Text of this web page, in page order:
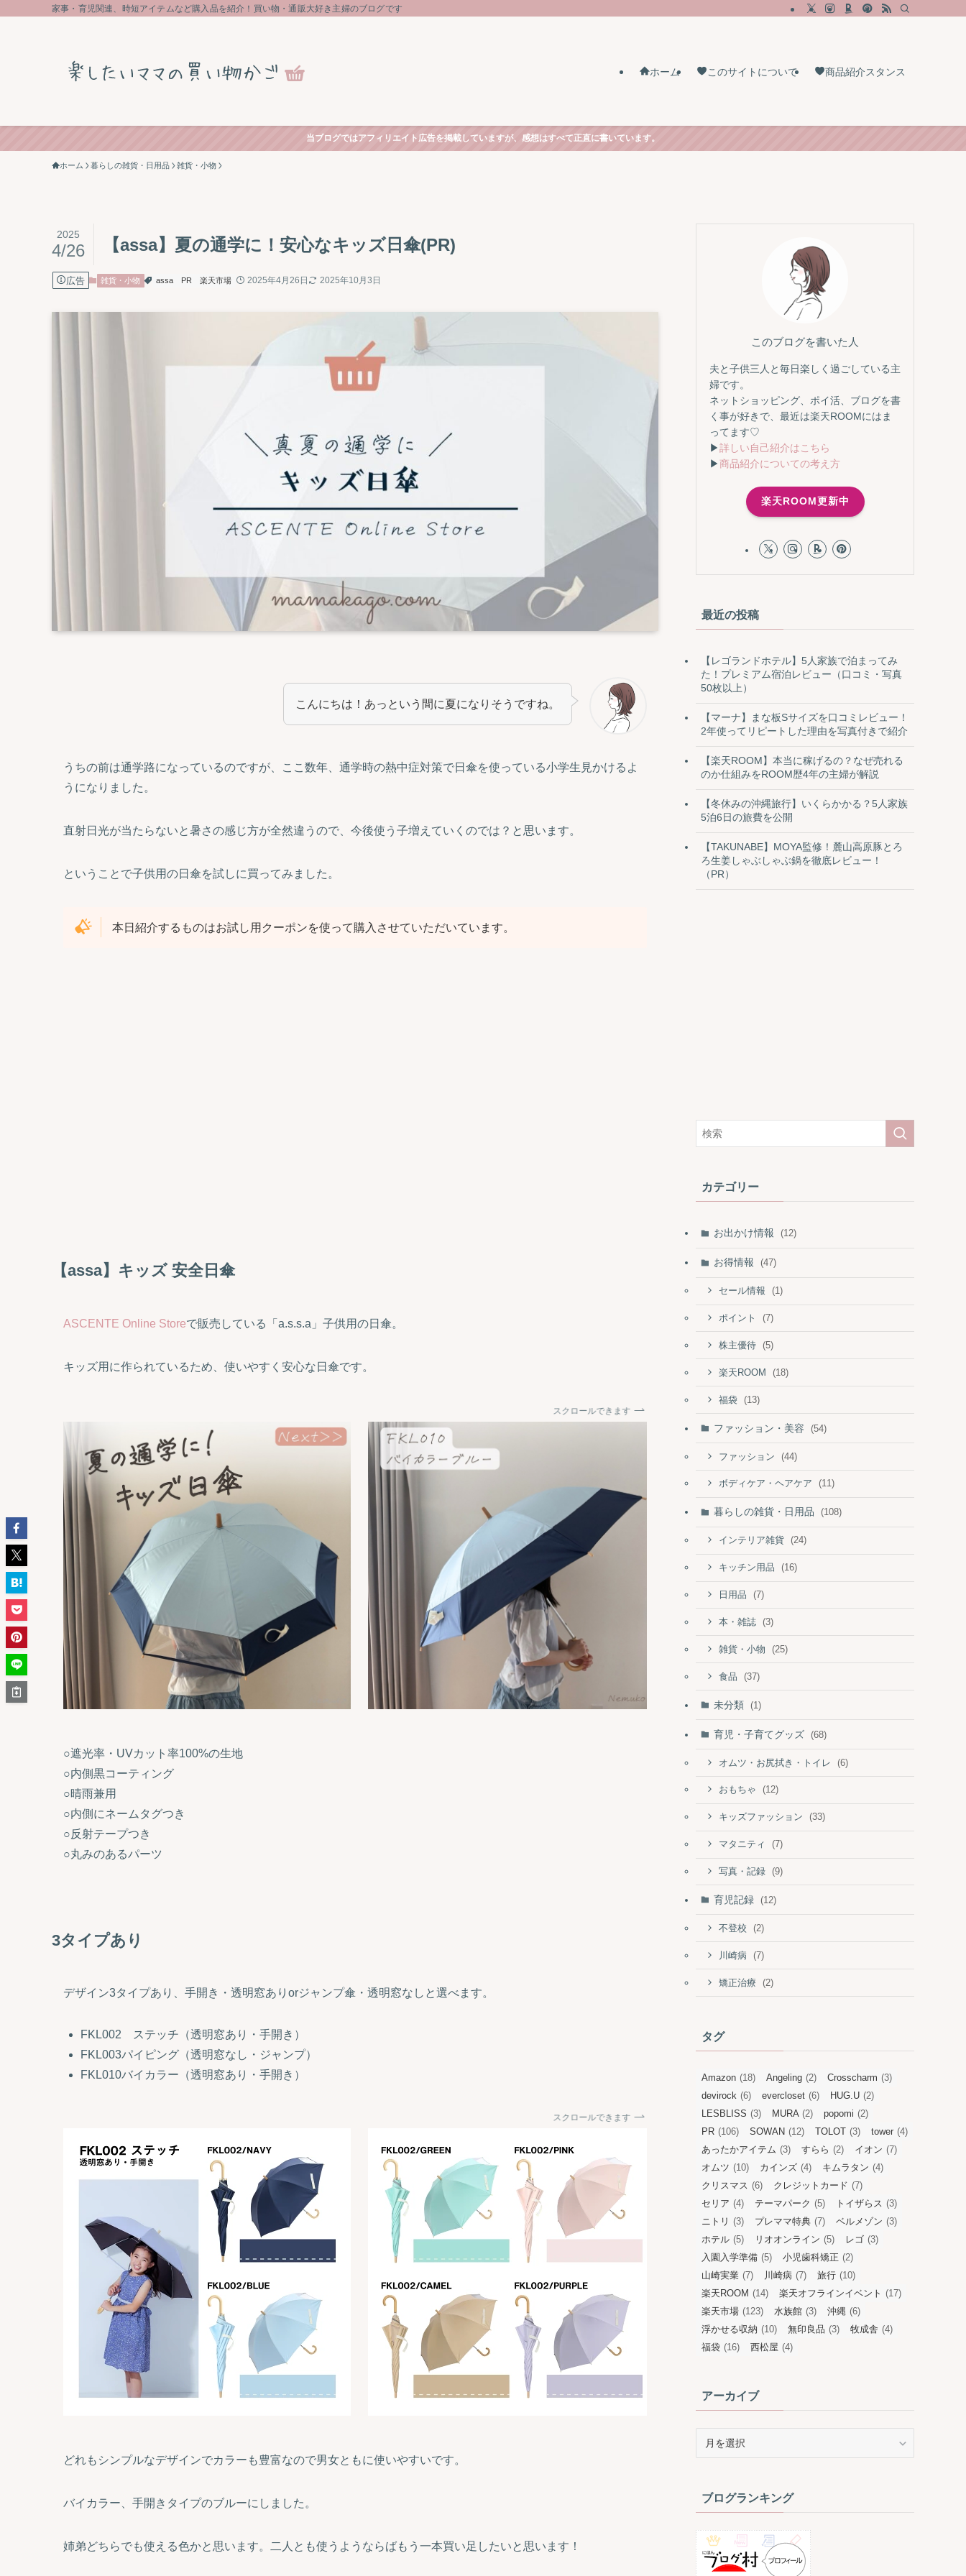
家事・育児関連、時短アイテムなど購入品を紹介！買い物・通販大好き主婦のブログです
ホーム このサイトについて 商品紹介スタンス
当ブログではアフィリエイト広告を掲載していますが、感想はすべて正直に書いています。
ホーム 暮らしの雑貨・日用品 雑貨・小物
【assa】夏の通学に！安心なキッズ日傘(PR)
2025
4/26
広告 雑貨・小物 assa PR 楽天市場 2025年4月26日 2025年10月3日
こんにちは！あっという間に夏になりそうですね。
うちの前は通学路になっているのですが、ここ数年、通学時の熱中症対策で日傘を使っている小学生見かけるよ
うになりました。
直射日光が当たらないと暑さの感じ方が全然違うので、今後使う子増えていくのでは？と思います。
ということで子供用の日傘を試しに買ってみました。
本日紹介するものはお試し用クーポンを使って購入させていただいています。
【assa】キッズ 安全日傘
ASCENTE Online Storeで販売している「a.s.s.a」子供用の日傘。
キッズ用に作られているため、使いやすく安心な日傘です。
スクロールできます
○遮光率・UVカット率100%の生地
○内側黒コーティング
○晴雨兼用
○内側にネームタグつき
○反射テープつき
○丸みのあるパーツ
3タイプあり
デザイン3タイプあり、手開き・透明窓ありorジャンプ傘・透明窓なしと選べます。
FKL002 ステッチ（透明窓あり・手開き）
FKL003パイピング（透明窓なし・ジャンプ）
FKL010バイカラー（透明窓あり・手開き）
スクロールできます
どれもシンプルなデザインでカラーも豊富なので男女ともに使いやすいです。
バイカラー、手開きタイプのブルーにしました。
姉弟どちらでも使える色かと思います。二人とも使うようならばもう一本買い足したいと思います！
このブログを書いた人
夫と子供三人と毎日楽しく過ごしている主
婦です。
ネットショッピング、ポイ活、ブログを書
く事が好きで、最近は楽天ROOMにはま
ってます♡
▶詳しい自己紹介はこちら
▶商品紹介についての考え方
楽天ROOM更新中
最近の投稿
【レゴランドホテル】5人家族で泊まってみ
た！プレミアム宿泊レビュー（口コミ・写真
50枚以上）
【マーナ】まな板Sサイズを口コミレビュー！
2年使ってリピートした理由を写真付きで紹介
【楽天ROOM】本当に稼げるの？なぜ売れる
のか仕組みをROOM歴4年の主婦が解説
【冬休みの沖縄旅行】いくらかかる？5人家族
5泊6日の旅費を公開
【TAKUNABE】MOYA監修！麓山高原豚とろ
ろ生姜しゃぶしゃぶ鍋を徹底レビュー！
（PR）
カテゴリー
お出かけ情報 (12)
お得情報 (47)
セール情報 (1)
ポイント (7)
株主優待 (5)
楽天ROOM (18)
福袋 (13)
ファッション・美容 (54)
ファッション (44)
ボディケア・ヘアケア (11)
暮らしの雑貨・日用品 (108)
インテリア雑貨 (24)
キッチン用品 (16)
日用品 (7)
本・雑誌 (3)
雑貨・小物 (25)
食品 (37)
未分類 (1)
育児・子育てグッズ (68)
オムツ・お尻拭き・トイレ (6)
おもちゃ (12)
キッズファッション (33)
マタニティ (7)
写真・記録 (9)
育児記録 (12)
不登校 (2)
川崎病 (7)
矯正治療 (2)
タグ
Amazon (18) Angeling (2) Crosscharm (3)
devirock (6) evercloset (6) HUG.U (2)
LESBLISS (3) MURA (2) popomi (2)
PR (106) SOWAN (12) TOLOT (3) tower (4)
あったかアイテム (3) すらら (2) イオン (7)
オムツ (10) カインズ (4) キムラタン (4)
クリスマス (6) クレジットカード (7)
セリア (4) テーマパーク (5) トイザらス (3)
ニトリ (3) プレママ特典 (7) ベルメゾン (3)
ホテル (5) リオオンライン (5) レゴ (3)
入園入学準備 (5) 小児歯科矯正 (2)
山崎実業 (7) 川崎病 (7) 旅行 (10)
楽天ROOM (14) 楽天オフラインイベント (17)
楽天市場 (123) 水族館 (3) 沖縄 (6)
浮かせる収納 (10) 無印良品 (3) 牧成舎 (4)
福袋 (16) 西松屋 (4)
アーカイブ
ブブログランキング